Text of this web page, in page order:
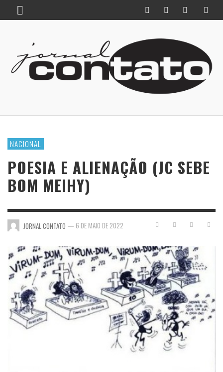
NACIONAL
POESIA E ALIENAÇÃO (JC SEBE
BOM MEIHY)
JORNAL CONTATO — 6 DE MAIO DE 2022